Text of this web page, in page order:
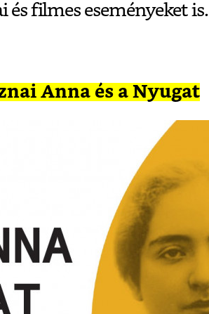
filmes eseményeket is.
Anna és a Nyugat